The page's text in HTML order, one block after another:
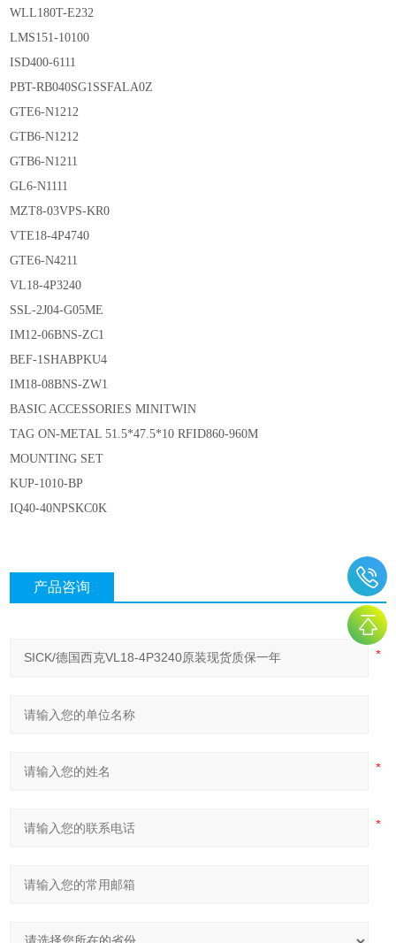
WLL180T-E232
LMS151-10100
ISD400-6111
PBT-RB040SG1SSFALA0Z
GTE6-N1212
GTB6-N1212
GTB6-N1211
GL6-N1111
MZT8-03VPS-KR0
VTE18-4P4740
GTE6-N4211
VL18-4P3240
SSL-2J04-G05ME
IM12-06BNS-ZC1
BEF-1SHABPKU4
IM18-08BNS-ZW1
BASIC ACCESSORIES MINITWIN
TAG ON-METAL 51.5*47.5*10 RFID860-960M
MOUNTING SET
KUP-1010-BP
IQ40-40NPSKC0K
产品咨询